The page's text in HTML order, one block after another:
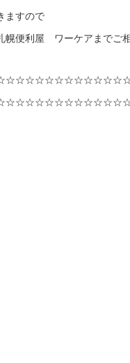
ますので
幌便利屋 ワーケアまでご相